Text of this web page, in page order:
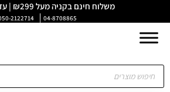
משלוח חינם בקניה מעל ₪299 | עד 5 ימי עסקים
04-8708865
050-2122714